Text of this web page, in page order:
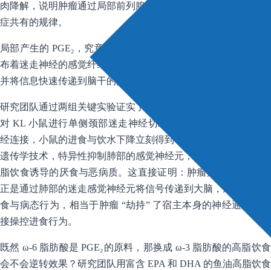
肉降解，说明肿瘤通过局部前列腺素诱发恶病质，可能是多种癌
症共有的规律。
局部产生的 PGE₂，究竟是怎么把信号快速传到大脑的？肺部密
布着迷走神经的感觉纤维，它们可以直接感知局部的炎症信号，
并将信息快速传递到脑干的摄食调控中枢。
研究团队通过两组关键实验证实了神经通路的核心作用：第一组
对 KL 小鼠进行单侧颈部迷走神经切断术，断开一半肺-脑的神
经连接，小鼠的进食与饮水下降立刻得到了改善；第二组用化学
遗传学技术，特异性抑制肺部的感觉神经元，同样有效逆转了高
脂饮食诱导的厌食与恶病质。这直接证明：肿瘤产生的 PGE₂，
正是通过肺部的迷走感觉神经元将信号传递到大脑，最终诱发厌
食与病态行为，相当于肿瘤 “劫持” 了宿主本身的神经通路，直
接操控进食行为。
既然 ω-6 脂肪酸是 PGE₂的原料，那换成 ω-3 脂肪酸的高脂饮食
会不会逆转效果？研究团队用富含 EPA 和 DHA 的鱼油高脂饮食